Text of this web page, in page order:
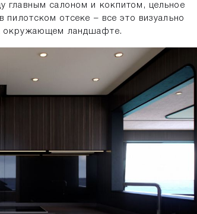
главным салоном и кокпитом, цельное
пилотском отсеке – все это визуально
окружающем ландшафте.